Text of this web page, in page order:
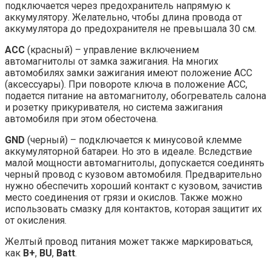
подключается через предохранитель напрямую к
аккумулятору. Желательно, чтобы длина провода от
аккумулятора до предохранителя не превышала 30 см.
ACC (красный) – управление включением
автомагнитолы от замка зажигания. На многих
автомобилях замки зажигания имеют положение АСС
(аксессуары). При повороте ключа в положение ACC,
подается питание на автомагнитолу, обогреватель салона
и розетку прикуривателя, но система зажигания
автомобиля при этом обесточена.
GND (черный) – подключается к минусовой клемме
аккумуляторной батареи. Но это в идеале. Вследствие
малой мощности автомагнитолы, допускается соединять
черный провод с кузовом автомобиля. Предварительно
нужно обеспечить хороший контакт с кузовом, зачистив
место соединения от грязи и окислов. Также можно
использовать смазку для контактов, которая защитит их
от окисления.
Желтый провод питания может также маркироваться,
как B+, BU, Batt.